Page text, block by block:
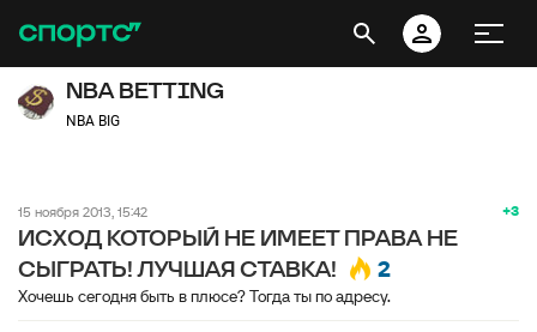
NBA BETTING
NBA BIG
+3
15 ноября 2013, 15:42
ИСХОД КОТОРЫЙ НЕ ИМЕЕТ ПРАВА НЕ
СЫГРАТЬ! ЛУЧШАЯ СТАВКА!
2
Хочешь сегодня быть в плюсе? Тогда ты по адресу.